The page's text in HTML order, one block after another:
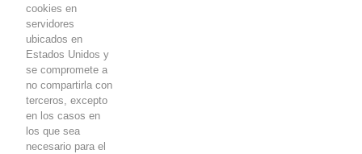
cookies en
servidores
ubicados en
Estados Unidos y
se compromete a
no compartirla con
terceros, excepto
en los casos en
los que sea
necesario para el